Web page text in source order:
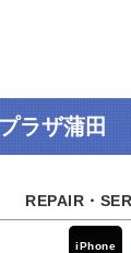
蒲田駅西口よ
10:00～20:00
時に落としてし
に画面を直して
ラザ蒲田
iPhone